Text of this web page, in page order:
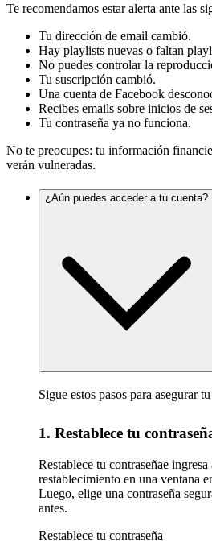
Te recomendamos estar alerta ante las
Tu dirección de email cambió.
Hay playlists nuevas o faltan
No puedes controlar la
Tu suscripción cambió.
Una cuenta de Facebook
Recibes emails sobre inicios de
Tu contraseña ya no funciona.
No te preocupes: tu información
verán vulneradas.
¿Aún puedes acceder a tu cuenta?
Sigue estos pasos para asegurar
1. Restablece tu
Restablece tu contraseñae ingresa
restablecimiento en una ventana
Luego, elige una contraseña
antes.
Restablece tu contraseña